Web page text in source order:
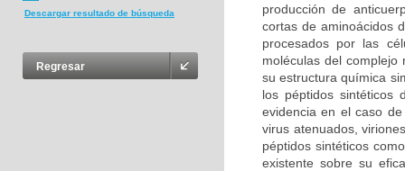
Descargar resultado de búsqueda
Regresar
producción de
cortas de aminoácidos
procesados por las
moléculas del
su estructura química
los péptidos sintéticos
evidencia en el caso
virus atenuados,
péptidos sintéticos
existente sobre su